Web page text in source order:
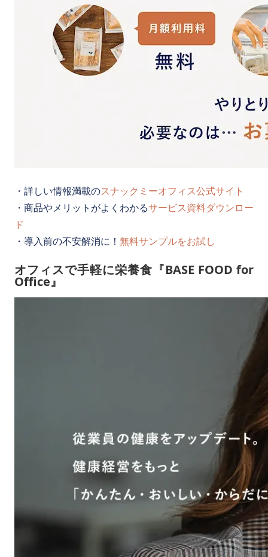
・詳しい情報満載のスナックミーオフィス公式サイト
・商品やメリットがよくわかるサービス資料ダウンロー
ド
・導入前の不安解消に！ 無料サンプルをお試し
オフィスで手軽に栄養食『BASE FOOD for
Office』